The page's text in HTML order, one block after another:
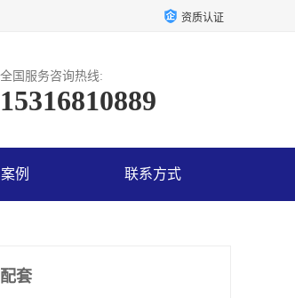
资质认证
全国服务咨询热线:
15316810889
例 联系方式
套